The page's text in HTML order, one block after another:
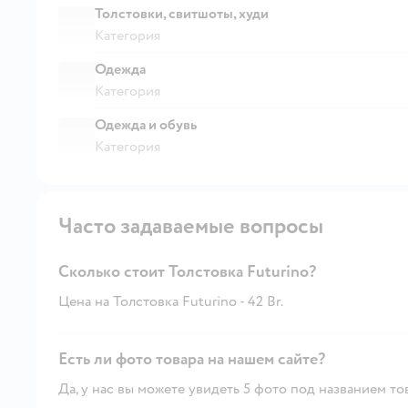
Толстовки, свитшоты, худи
Категория
Одежда
Категория
Одежда и обувь
Категория
Часто задаваемые вопросы
Сколько стоит Толстовка Futurino?
Цена на Толстовка Futurino - 42 Br.
Есть ли фото товара на нашем сайте?
Да, у нас вы можете увидеть 5 фото под названием